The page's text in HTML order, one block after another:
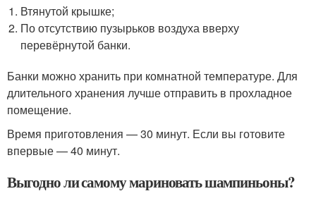
Втянутой крышке;
По отсутствию пузырьков воздуха вверху
перевёрнутой банки.
Банки можно хранить при комнатной температуре. Для
длительного хранения лучше отправить в прохладное
помещение.
Время приготовления — 30 минут. Если вы готовите
впервые — 40 минут.
Выгодно ли самому мариновать шампиньоны?